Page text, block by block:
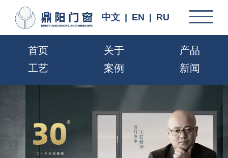
中文 | EN | RU
首页 关于
产品
工艺
案例 新闻